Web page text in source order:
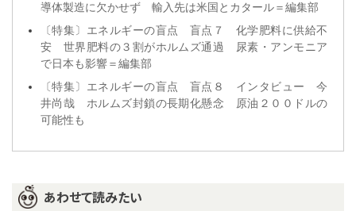
導体製造に欠かせず 輸入先は米国とカタール＝編集部
〔特集〕エネルギーの盲点 盲点７ 化学肥料に供給不
安 世界肥料の３割がホルムズ通過 尿素・アンモニア
で日本も影響＝編集部
〔特集〕エネルギーの盲点 盲点８ インタビュー 今
井尚哉 ホルムズ封鎖の長期化懸念 原油２００ドルの
可能性も
あわせて読みたい